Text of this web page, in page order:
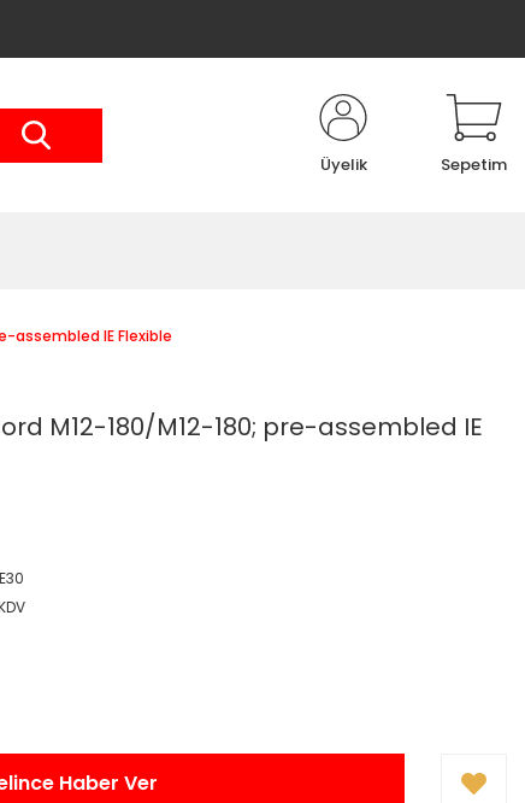
Üyelik Sepetim
assembled IE Flexible
M12-180/M12-180; pre-assembled IE
Haber Ver